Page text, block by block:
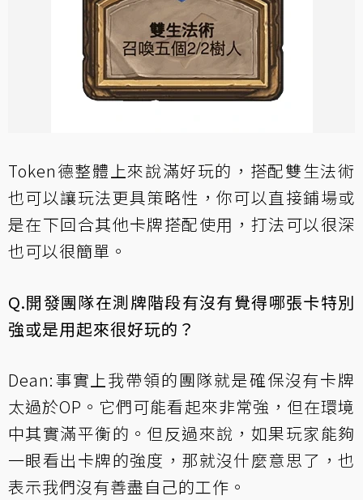
Token德整體上來說滿好玩的，搭配雙生法術
也可以讓玩法更具策略性，你可以直接鋪場或
是在下回合其他卡牌搭配使用，打法可以很深
也可以很簡單。
Q.開發團隊在測牌階段有沒有覺得哪張卡特別
強或是用起來很好玩的？
Dean:事實上我帶領的團隊就是確保沒有卡牌
太過於OP。它們可能看起來非常強，但在環境
中其實滿平衡的。但反過來說，如果玩家能夠
一眼看出卡牌的強度，那就沒什麼意思了，也
表示我們沒有善盡自己的工作。